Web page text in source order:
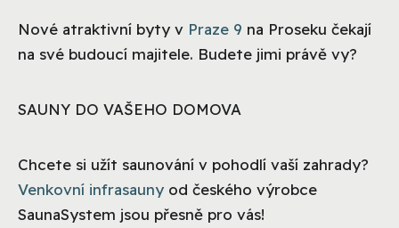
Nové atraktivní byty v Praze 9 na Proseku čekají
na své budoucí majitele. Budete jimi právě vy?
SAUNY DO VAŠEHO DOMOVA
Chcete si užít saunování v pohodlí vaší zahrady?
Venkovní infrasauny od českého výrobce
SaunaSystem jsou přesně pro vás!